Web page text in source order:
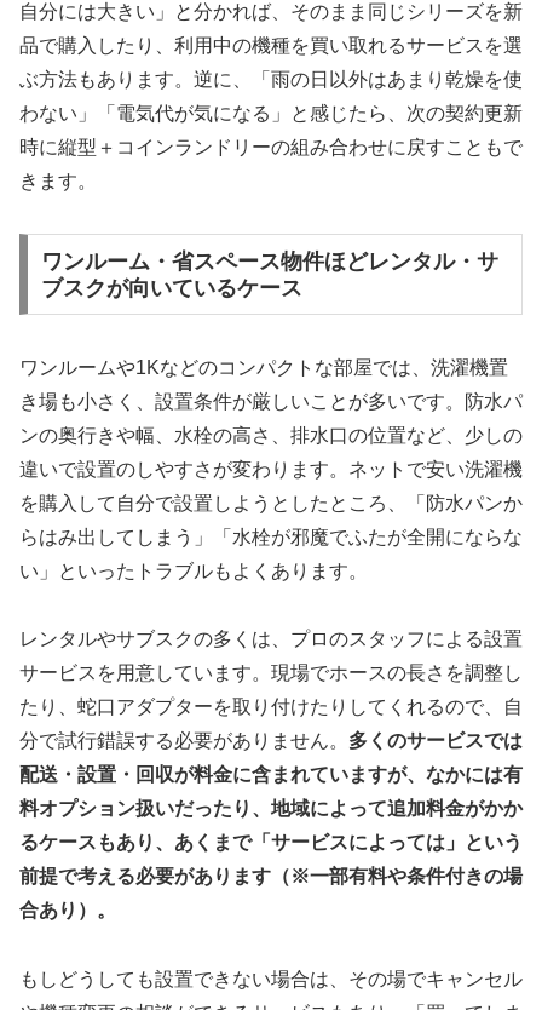
自分には大きい」と分かれば、そのまま同じシリーズを新
品で購入したり、利用中の機種を買い取れるサービスを選
ぶ方法もあります。逆に、「雨の日以外はあまり乾燥を使
わない」「電気代が気になる」と感じたら、次の契約更新
時に縦型＋コインランドリーの組み合わせに戻すこともで
きます。
ワンルーム・省スペース物件ほどレンタル・サ
ブスクが向いているケース
ワンルームや1Kなどのコンパクトな部屋では、洗濯機置
き場も小さく、設置条件が厳しいことが多いです。防水パ
ンの奥行きや幅、水栓の高さ、排水口の位置など、少しの
違いで設置のしやすさが変わります。ネットで安い洗濯機
を購入して自分で設置しようとしたところ、「防水パンか
らはみ出してしまう」「水栓が邪魔でふたが全開にならな
い」といったトラブルもよくあります。
レンタルやサブスクの多くは、プロのスタッフによる設置
サービスを用意しています。現場でホースの長さを調整し
たり、蛇口アダプターを取り付けたりしてくれるので、自
分で試行錯誤する必要がありません。 多くのサービスでは
配送・設置・回収が料金に含まれていますが、なかには有
料オプション扱いだったり、地域によって追加料金がかか
るケースもあり、あくまで「サービスによっては」という
前提で考える必要があります（※一部有料や条件付きの場
合あり）。
もしどうしても設置できない場合は、その場でキャンセル